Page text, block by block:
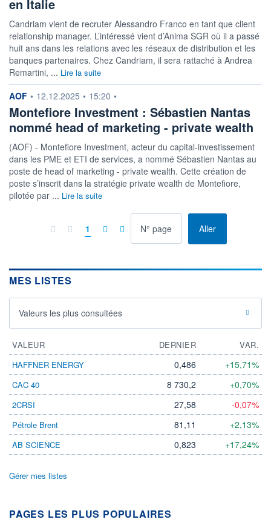
en Italie
Candriam vient de recruter Alessandro Franco en tant que client
relationship manager. L’intéressé vient d’Anima SGR où il a passé
huit ans dans les relations avec les réseaux de distribution et les
banques partenaires. Chez Candriam, il sera rattaché à Andrea
Remartini, ... Lire la suite
information fournie par
AOF • 12.12.2025 • 15:20 •
Montefiore Investment : Sébastien Nantas
nommé head of marketing - private wealth
(AOF) - Montefiore Investment, acteur du capital-investissement
dans les PME et ETI de services, a nommé Sébastien Nantas au
poste de head of marketing - private wealth. Cette création de
poste s’inscrit dans la stratégie private wealth de Montefiore,
pilotée par ... Lire la suite
1 Allerà la page
MES LISTES
Valeurs les plus consultées
VALEUR DERNIER
VAR.
HAFFNER ENERGY
0,486 +15,71%
CAC 40 8 730,2 +0,70%
2CRSI 27,58 -0,07%
Pétrole Brent 81,11 +2,13%
AB SCIENCE 0,823 +17,24%
Gérer mes listes
PAGES LES PLUS POPULAIRES